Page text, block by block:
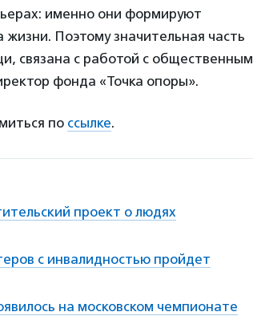
именно они формируют
Поэтому значительная часть
связана с работой с общественным
фонда «Точка опоры».
по ссылке.
проект о людях
с инвалидностью пройдет
на московском чемпионате